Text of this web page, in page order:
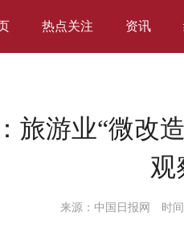
热点关注 资讯
旅游业“微改
观
来源：中国日报网 时